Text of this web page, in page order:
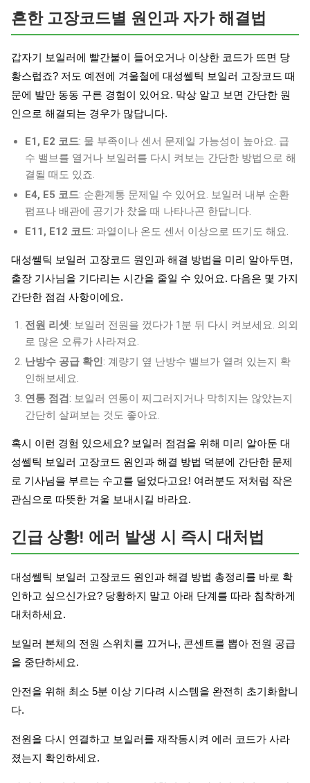
흔한 고장코드별 원인과 자가 해결법
갑자기 보일러에 빨간불이 들어오거나 이상한 코드가 뜨면 당
황스럽죠? 저도 예전에 겨울철에 대성쎌틱 보일러 고장코드 때
문에 발만 동동 구른 경험이 있어요. 막상 알고 보면 간단한 원
인으로 해결되는 경우가 많답니다.
E1, E2 코드: 물 부족이나 센서 문제일 가능성이 높아요. 급
수 밸브를 열거나 보일러를 다시 켜보는 간단한 방법으로 해
결될 때도 있죠.
E4, E5 코드: 순환계통 문제일 수 있어요. 보일러 내부 순환
펌프나 배관에 공기가 찼을 때 나타나곤 한답니다.
E11, E12 코드: 과열이나 온도 센서 이상으로 뜨기도 해요.
대성쎌틱 보일러 고장코드 원인과 해결 방법을 미리 알아두면,
출장 기사님을 기다리는 시간을 줄일 수 있어요. 다음은 몇 가지
간단한 점검 사항이에요.
전원 리셋: 보일러 전원을 껐다가 1분 뒤 다시 켜보세요. 의외
로 많은 오류가 사라져요.
난방수 공급 확인: 계량기 옆 난방수 밸브가 열려 있는지 확
인해보세요.
연통 점검 : 보일러 연통이 찌그러지거나 막히지는 않았는지
간단히 살펴보는 것도 좋아요.
혹시 이런 경험 있으세요? 보일러 점검을 위해 미리 알아둔 대
성쎌틱 보일러 고장코드 원인과 해결 방법 덕분에 간단한 문제
로 기사님을 부르는 수고를 덜었다고요! 여러분도 저처럼 작은
관심으로 따뜻한 겨울 보내시길 바라요.
긴급 상황! 에러 발생 시 즉시 대처법
대성쎌틱 보일러 고장코드 원인과 해결 방법 총정리를 바로 확
인하고 싶으신가요? 당황하지 말고 아래 단계를 따라 침착하게
대처하세요.
보일러 본체의 전원 스위치를 끄거나, 콘센트를 뽑아 전원 공급
을 중단하세요.
안전을 위해 최소 5분 이상 기다려 시스템을 완전히 초기화합니
다.
전원을 다시 연결하고 보일러를 재작동시켜 에러 코드가 사라
졌는지 확인하세요.